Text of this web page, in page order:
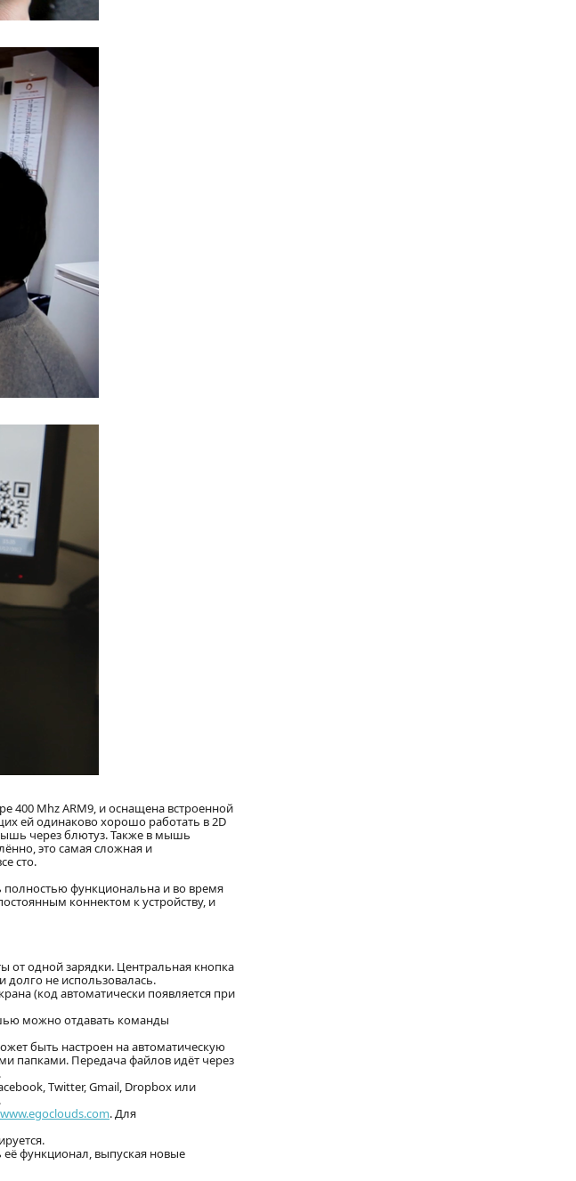
400 Mhz ARM9, и оснащена встроенной
ей одинаково хорошо работать в 2D
через блютуз. Также в мышь
это самая сложная и
сто.
функциональна и во время
коннектом к устройству, и
от одной зарядки. Центральная кнопка
долго не использовалась.
(код автоматически появляется при
можно отдавать команды
быть настроен на автоматическую
Передача файлов идёт через
Twitter, Gmail, Dropbox или
www.egoclouds.com. Для
функционал, выпуская новые